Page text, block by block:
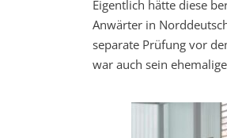
Eigentlich hätte diese
Anwärter in
separate Prüfung vor
war auch sein